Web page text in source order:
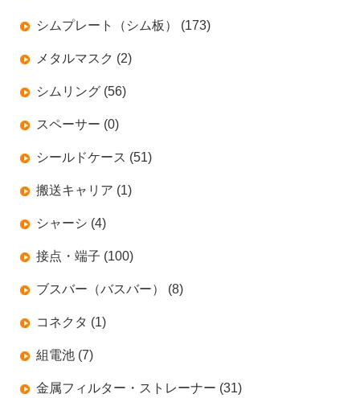
シムプレート（シム板） (173)
メタルマスク (2)
シムリング (56)
スペーサー (0)
シールドケース (51)
搬送キャリア (1)
シャーシ (4)
接点・端子 (100)
ブスバー（バスバー） (8)
コネクタ (1)
組電池 (7)
金属フィルター・ストレーナー (31)